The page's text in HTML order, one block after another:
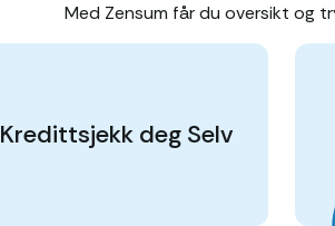
Med Zensum får du oversikt og
Kredittsjekk deg Selv